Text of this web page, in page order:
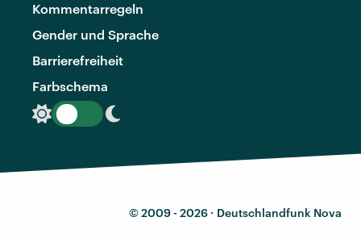
Kommentarregeln
Gender und Sprache
Barrierefreiheit
Farbschema
© 2009 - 2026 · Deutschlandfunk Nova